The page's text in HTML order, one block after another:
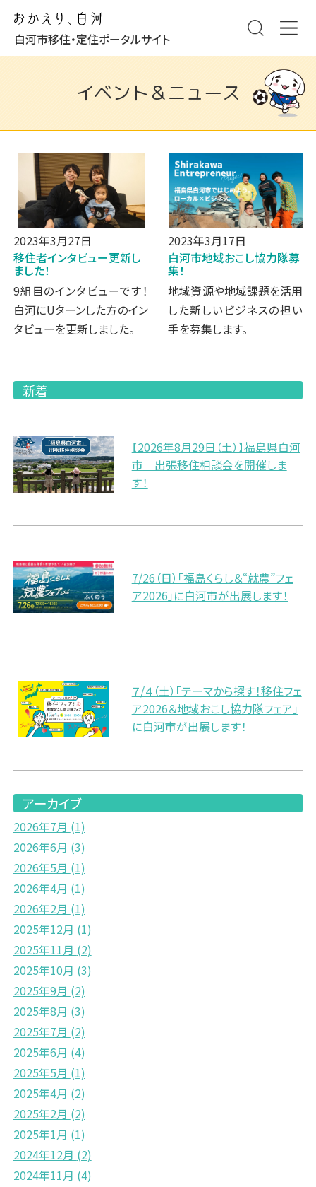
白河市移住・定住ポータルサイト
イベント＆ニュース
2023年3月27日
移住者インタビュー更新し
ました！
9組目のインタビューです！
白河にUターンした方のイン
タビューを更新しました。
2023年3月17日
白河市地域おこし協力隊募
集！
地域資源や地域課題を活用
した新しいビジネスの担い
手を募集します。
新着
【2026年8月29日（土）】福島県白河
市 出張移住相談会を開催しま
す！
7/26（日）「福島くらし＆“就農”フェ
ア2026」に白河市が出展します！
７/４（土）「テーマから探す！移住フェ
ア2026＆地域おこし協力隊フェア」
に白河市が出展します！
アーカイブ
2026年7月 (1)
2026年6月 (3)
2026年5月 (1)
2026年4月 (1)
2026年2月 (1)
2025年12月 (1)
2025年11月 (2)
2025年10月 (3)
2025年9月 (2)
2025年8月 (3)
2025年7月 (2)
2025年6月 (4)
2025年5月 (1)
2025年4月 (2)
2025年2月 (2)
2025年1月 (1)
2024年12月 (2)
2024年11月 (4)